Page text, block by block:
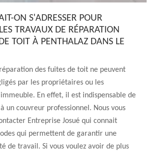
ON S'ADRESSER POUR
TRAVAUX DE RÉPARATION
TOIT À PENTHALAZ DANS LE
des fuites de toit ne peuvent
par les propriétaires ou les
En effet, il est indispensable de
un couvreur professionnel. Nous vous
Entreprise Josué qui connait
qui permettent de garantir une
de travail. Si vous voulez avoir de plus